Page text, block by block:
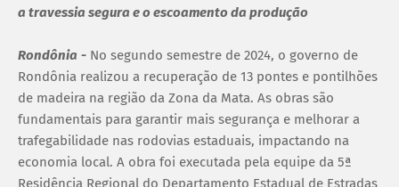
a travessia segura e o escoamento da produção
Rondônia - No segundo semestre de 2024, o governo de
Rondônia realizou a recuperação de 13 pontes e pontilhões
de madeira na região da Zona da Mata. As obras são
fundamentais para garantir mais segurança e melhorar a
trafegabilidade nas rodovias estaduais, impactando na
economia local. A obra foi executada pela equipe da 5ª
Residência Regional do Departamento Estadual de Estradas